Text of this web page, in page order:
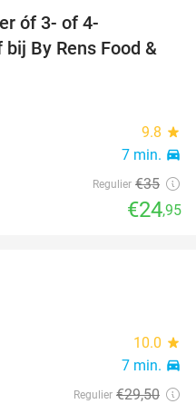
óf 3- of 4-
By Rens Food &
9.8 star
7 min. directions_car
Regulier €35
€24,95
10.0 star
7 min. directions_car
Regulier €29,50